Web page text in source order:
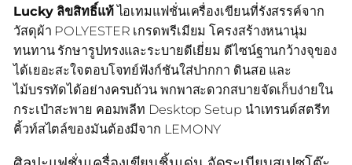
Lucky ลิขสิทธิ์แท้ไอเทมแฟชั่นเครื่องเขียนที่รังสรรค์จาก
วัสดุผ้า POLYESTER เกรดพรีเมียม โครงสร้างหนานุ่ม
ทนทาน รักษารูปทรงและระบายดีเยี่ยม ดีไซน์ฐานกว้างจุของ
ได้เยอะสะใจตอบโจทย์ฟังก์ชันใส่ปากกา ดินสอ และ
ไม้บรรทัดได้อย่างครบถ้วน พกพาสะดวกสบายจัดเก็บง่ายใน
กระเป๋าสะพาย คอมพลีท Desktop Setup นำเทรนด์สตรีท
คิ้วท์สไตล์ของมันต้องมีจาก LEMONY